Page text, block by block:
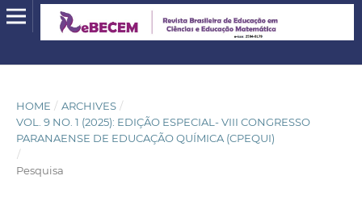
HOME / ARCHIVES /
VOL. 9 NO. 1 (2025): EDIÇÃO ESPECIAL- VIII CONGRESSO
PARANAENSE DE EDUCAÇÃO QUÍMICA (CPEQUI)
/
Pesquisa